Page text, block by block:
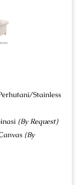
Stainless
(By Request)
(By